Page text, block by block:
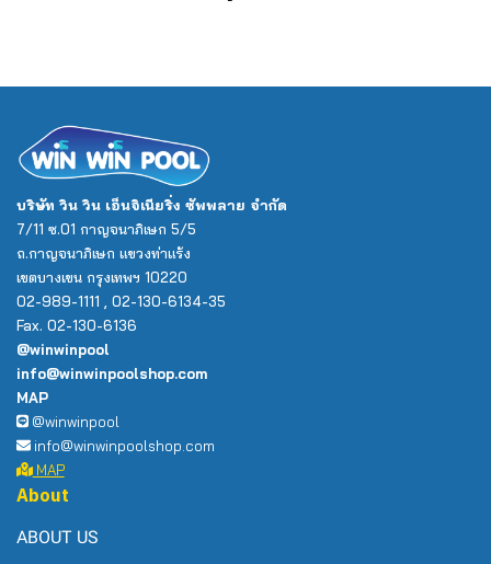
บริษัท วิน วิน เอ็นจิเนียริ่ง ซัพพลาย จำกัด
7/11 ซ.01 กาญจนาภิเษก 5/5
ถ.กาญจนาภิเษก แขวงท่าแร้ง
เขตบางเขน กรุงเทพฯ 10220
02-989-1111 , 02-130-6134-35
Fax. 02-130-6136
@winwinpool
info@winwinpoolshop.com
MAP
@winwinpool
info@winwinpoolshop.com
MAP
About
ABOUT US